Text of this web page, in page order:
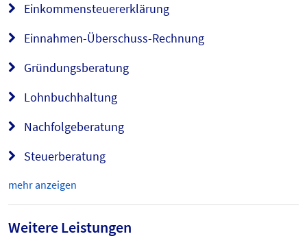
Einkommensteuererklärung
Einnahmen-Überschuss-Rechnung
Gründungsberatung
Lohnbuchhaltung
Nachfolgeberatung
Steuerberatung
mehr anzeigen
Weitere Leistungen